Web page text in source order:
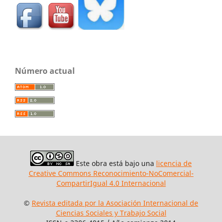
Número actual
Este obra está bajo una licencia de
Creative Commons Reconocimiento-NoComercial-
CompartirIgual 4.0 Internacional
© Revista editada por la Asociación Internacional de
Ciencias Sociales y Trabajo Social